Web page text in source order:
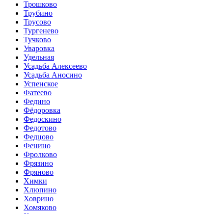
Трошково
Трубино
Трусово
Тургенево
Тучково
Уваровка
Удельная
Усадьба Алексеево
Усадьба Аносино
Успенское
Фатеево
Федино
Фёдоровка
Федоскино
Федотово
Федцово
Фенино
Фролково
Фрязино
Фряново
Химки
Хлюпино
Ховрино
Хомяково